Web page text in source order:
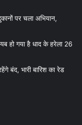
पर चला अभियान,
हो गया है धाद के हरेला 26
बंद, भारी बारिश का रेड